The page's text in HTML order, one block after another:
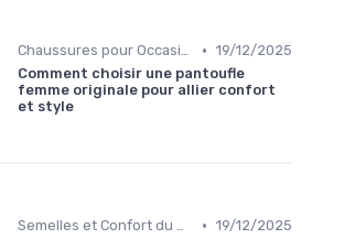
Chaussures pour Occasions Spéciales • 19/12/2025
Comment choisir une pantoufle
femme originale pour allier confort
et style
Semelles et Confort du Pied • 19/12/2025